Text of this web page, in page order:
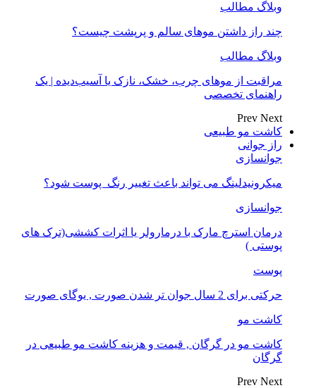
وبلاگ مطالب
چند راز داشتن موهای سالم و پرپشت چیست؟
وبلاگ مطالب
مراقبت از موهای چرب، خشک، نازک یا آسیب‌دیده | یک
راهنمای تخصصی
Prev Next
کاشت مو طبیعی
راز جوانی
جوانسازی
میکرونیدلینگ می تواند باعث تغییر رنگ ‍ پوست شود؟
جوانسازی
درمان استرچ مارک با درمارولر یا اثرات کششی(ترک های
پوستی )
پوست
حرکتی برای 2 سال جوان تر شدن صورت , یوگای صورت
کاشت مو
کاشت مو در گرگان , قیمت و هزینه کاشت مو طبیعی در
گرگان
Prev Next